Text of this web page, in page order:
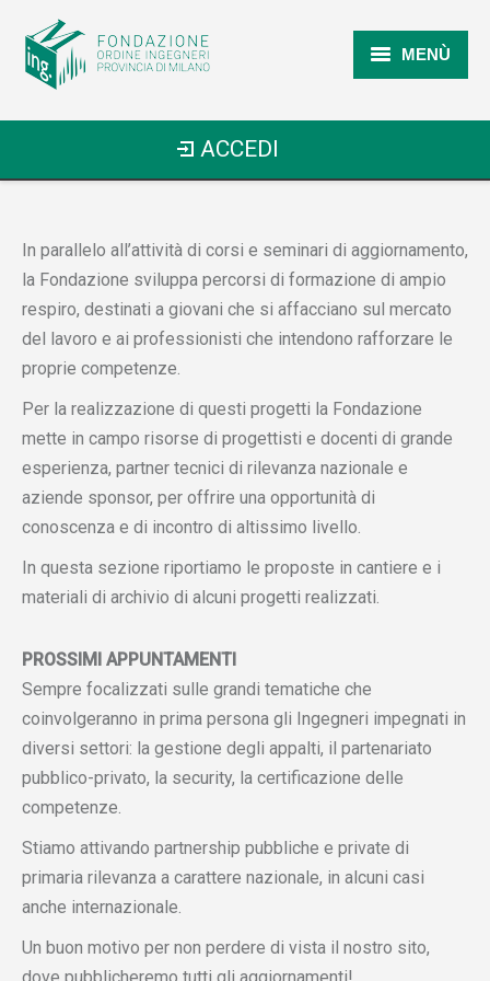
MENÙ
Pubblicazioni
Contatti
ACCEDI
In parallelo all’attività di corsi e seminari di aggiornamento,
la Fondazione sviluppa percorsi di formazione di ampio
respiro, destinati a giovani che si affacciano sul mercato
del lavoro e ai professionisti che intendono rafforzare le
proprie competenze.
Per la realizzazione di questi progetti la Fondazione
mette in campo risorse di progettisti e docenti di grande
esperienza, partner tecnici di rilevanza nazionale e
aziende sponsor, per offrire una opportunità di
conoscenza e di incontro di altissimo livello.
In questa sezione riportiamo le proposte in cantiere e i
materiali di archivio di alcuni progetti realizzati.
PROSSIMI APPUNTAMENTI
Sempre focalizzati sulle grandi tematiche che
coinvolgeranno in prima persona gli Ingegneri impegnati in
diversi settori: la gestione degli appalti, il partenariato
pubblico-privato, la security, la certificazione delle
competenze.
Stiamo attivando partnership pubbliche e private di
primaria rilevanza a carattere nazionale, in alcuni casi
anche internazionale.
Un buon motivo per non perdere di vista il nostro sito,